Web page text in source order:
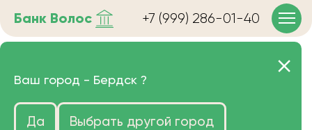
Банк Волос +7 (999) 286-01-40
Продать волосы в Бердске
очень дорого
Ваш город - Бердск ?
Да Выбрать другой город